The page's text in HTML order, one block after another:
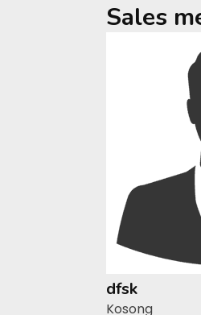
Sales
dfsk
Kosong